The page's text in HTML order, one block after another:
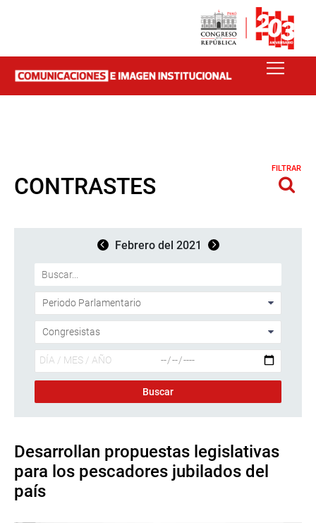
CONTRASTES
FILTRAR
Febrero del 2021
Desarrollan propuestas legislativas
para los pescadores jubilados del
país